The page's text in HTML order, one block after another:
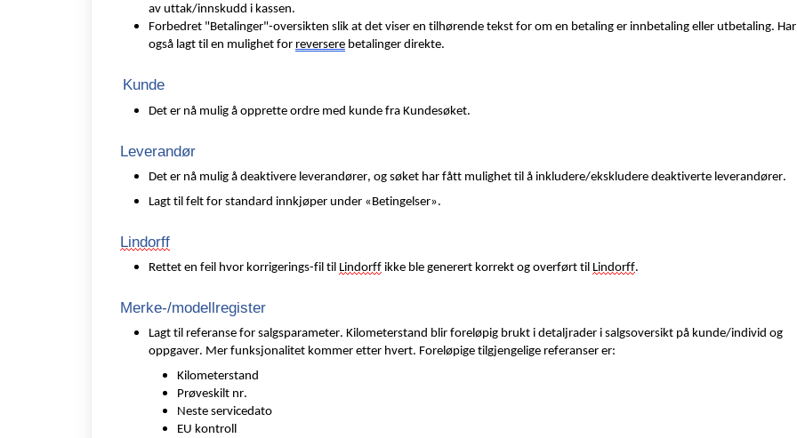
av uttak/innskudd i kassen.
Forbedret "Betalinger"-oversikten slik at det viser en tilhørende tekst for om en betaling er innbetaling eller utbetaling. Har
også lagt til en mulighet for reversere betalinger direkte.
Kunde
Det er nå mulig å opprette ordre med kunde fra Kundesøket.
Leverandør
Det er nå mulig å deaktivere leverandører, og søket har fått mulighet til å inkludere/ekskludere deaktiverte leverandører.
Lagt til felt for standard innkjøper under «Betingelser».
Lindorff
Rettet en feil hvor korrigerings-fil til Lindorff ikke ble generert korrekt og overført til Lindorff.
Merke-/modellregister
Lagt til referanse for salgsparameter. Kilometerstand blir foreløpig brukt i detaljrader i salgsoversikt på kunde/individ og
oppgaver. Mer funksjonalitet kommer etter hvert. Foreløpige tilgjengelige referanser er:
Kilometerstand
Prøveskilt nr.
Neste servicedato
EU kontroll